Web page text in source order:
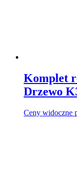
Komplet
Drzewo
Ceny widoczne